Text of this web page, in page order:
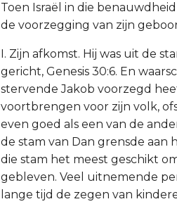
Toen Israël in die
de voorzegging van zijn
I. Zijn afkomst. Hij was uit de
gericht, Genesis 30:6. En
stervende Jakob voorzegd
voortbrengen voor zijn volk,
even goed als een van de
de stam van Dan grensde aan
die stam het meest geschikt
gebleven. Veel uitnemende
lange tijd de zegen van